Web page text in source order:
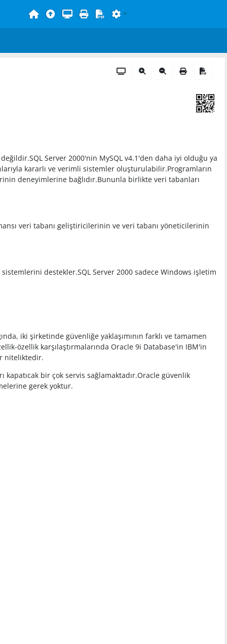
Server 2000'nin MySQL v4.1'den daha iyi olduğu ya
kararlı ve verimli sistemler oluşturulabilir.Programların
deneyimlerine bağlıdır.Bununla birlikte veri tabanları
veri tabanı geliştiricilerinin ve veri tabanı yöneticilerinin
destekler.SQL Server 2000 sadece Windows işletim
iki şirketinde güvenliğe yaklaşımının farklı ve tamamen
özellik karşılaştırmalarında Oracle 9i Database'in IBM'in
niteliktedir.
bir çok servis sağlamaktadır.Oracle güvenlik
gerek yoktur.